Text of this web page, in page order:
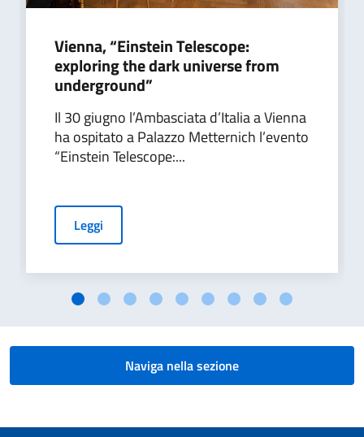
Vienna, “Einstein Telescope:
exploring the dark universe from
underground”
Il 30 giugno l’Ambasciata d’Italia a Vienna
ha ospitato a Palazzo Metternich l’evento
“Einstein Telescope:...
Leggi
Naviga nella sezione